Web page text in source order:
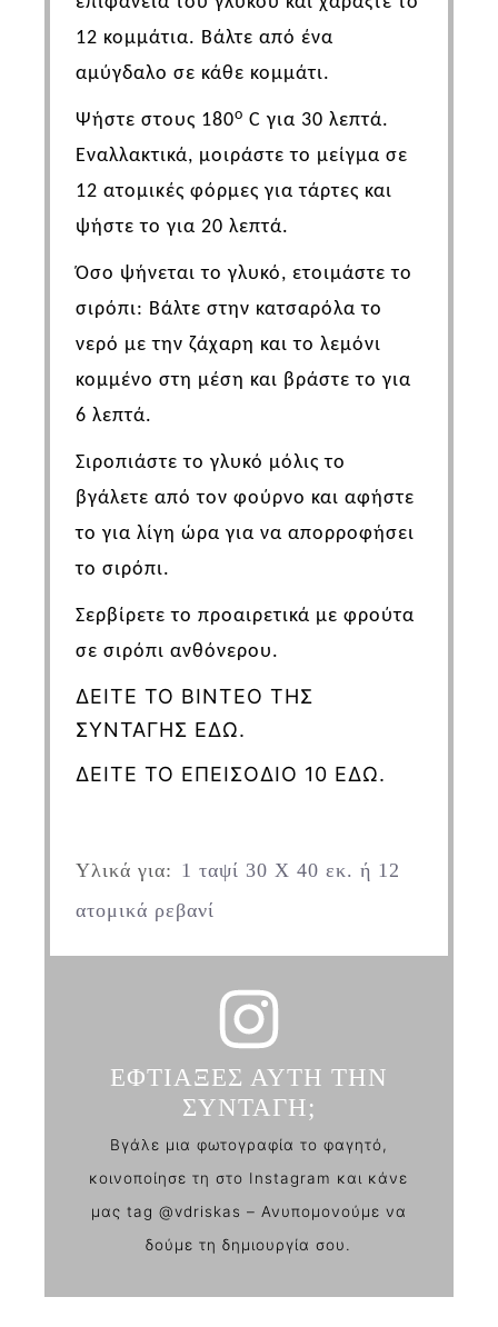
12 κομμάτια. Βάλτε από ένα
αμύγδαλο σε κάθε κομμάτι.
Ψήστε στους 180ο C για 30 λεπτά.
Εναλλακτικά, μοιράστε το μείγμα σε
12 ατομικές φόρμες για τάρτες και
ψήστε το για 20 λεπτά.
Όσο ψήνεται το γλυκό, ετοιμάστε το
σιρόπι: Βάλτε στην κατσαρόλα το
νερό με την ζάχαρη και το λεμόνι
κομμένο στη μέση και βράστε το για
6 λεπτά.
Σιροπιάστε το γλυκό μόλις το
βγάλετε από τον φούρνο και αφήστε
το για λίγη ώρα για να απορροφήσει
το σιρόπι.
Σερβίρετε το προαιρετικά με φρούτα
σε σιρόπι ανθόνερου.
ΔΕΙΤΕ ΤΟ ΒΙΝΤΕΟ ΤΗΣ
ΣΥΝΤΑΓΗΣ ΕΔΩ.
ΔΕΙΤΕ ΤΟ ΕΠΕΙΣΟΔΙΟ 10 ΕΔΩ.
Υλικά για: 1 ταψί 30 Χ 40 εκ. ή 12
ατομικά ρεβανί
ΕΦΤΙΑΞΕΣ ΑΥΤΗ ΤΗΝ
ΣΥΝΤΑΓΗ;
Βγάλε μια φωτογραφία το φαγητό,
κοινοποίησε τη στο Instagram και κάνε
μας tag @vdriskas – Ανυπομονούμε να
δούμε τη δημιουργία σου.